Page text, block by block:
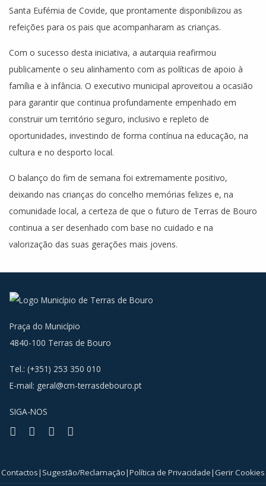
Santa Eufémia de Covide, que prontamente disponibilizou as
refeições para os pais que acompanharam as crianças.
Com o sucesso desta iniciativa, a autarquia reafirmou
publicamente o seu alinhamento com as políticas de apoio à
família e à infância. O executivo municipal aproveitou a ocasião
para garantir que continua profundamente empenhado em
construir um território seguro, inclusivo e repleto de
oportunidades, investindo de forma contínua na educação, na
cultura e no desporto local.
O balanço do fim de semana foi extremamente positivo,
deixando nas crianças do concelho memórias felizes e, na
comunidade local, a certeza de que o futuro de Terras de Bouro
continua a ser desenhado com base no cuidado e na
valorização das suas gerações mais jovens.
Praça do Município
4840-100 Terras de Bouro
Tel.: (+351) 253 350 010
E-mail: geral@cm-terrasdebouro.pt
SIGA-NOS
Facebook
Youtube
Instagram
Contactos| Sugestão/Reclamação|Política de Privacidade|Gerir Cookies